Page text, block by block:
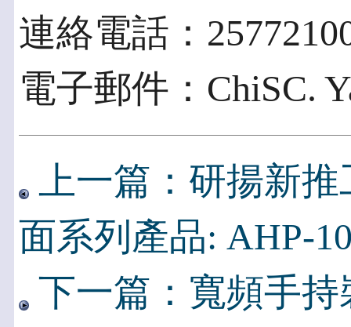
連絡電話：
電子郵件：ChiSC.
上一篇：研揚新
面系列產品: AHP-
下一篇：寬頻手